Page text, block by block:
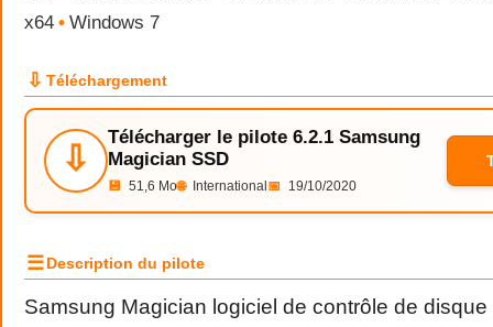
x64 • Windows 7
⇩ Téléchargement
⇩
Télécharger le pilote 6.2.1 Samsung
Magician SSD
💾 51,6 Mo🌐 International 📅 19/10/2020
☰Description du pilote
Samsung Magician logiciel de contrôle de